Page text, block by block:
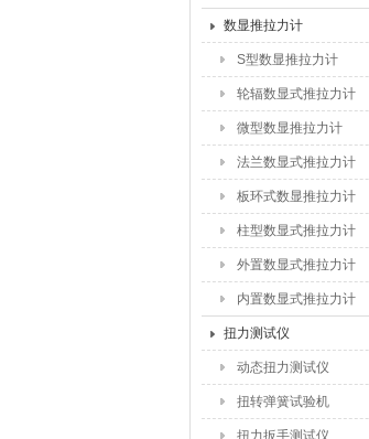
数显推拉力计
S型数显推拉力计
轮辐数显式推拉力计
微型数显推拉力计
法兰数显式推拉力计
板环式数显推拉力计
柱型数显式推拉力计
外置数显式推拉力计
内置数显式推拉力计
扭力测试仪
动态扭力测试仪
扭转弹簧试验机
扭力扳手测试仪